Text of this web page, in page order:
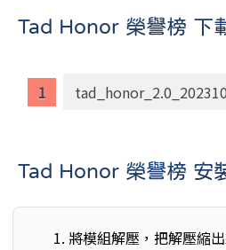
Tad Honor 榮譽榜 下
Tad Honor 榮譽榜 安
將模組解壓，把解壓縮